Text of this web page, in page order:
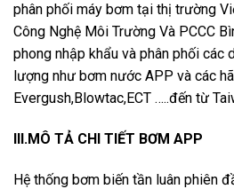
phân phối máy bơm tại thị trường
Công Nghệ Môi Trường Và PCCC
phong nhập khẩu và phân phối các
lượng như bơm nước APP và các
Evergush,Blowtac,ECT …..đến từ
III.MÔ TẢ CHI TIẾT BƠM APP
Hệ thống bơm biến tần luân phiên